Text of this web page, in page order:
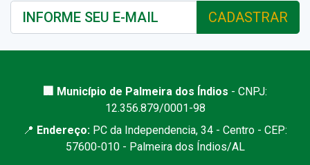
CADASTRAR
🏢 Município de Palmeira dos Índios - CNPJ:
12.356.879/0001-98
📍 Endereço: PC da Independencia, 34 - Centro - CEP:
57600-010 - Palmeira dos Índios/AL